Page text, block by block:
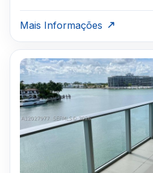
Mais Informações